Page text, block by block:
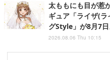
太ももにも目が惹
ギュア「ライザ(
グStyle」が8月7
2026.08.06 Thu 10:15